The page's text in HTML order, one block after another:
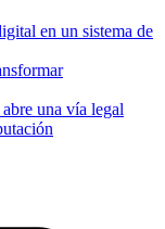
en un sistema de
una vía legal